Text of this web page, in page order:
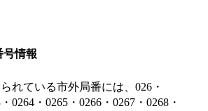
号情報
れている市外局番には、026・
0264・0265・0266・0267・0268・